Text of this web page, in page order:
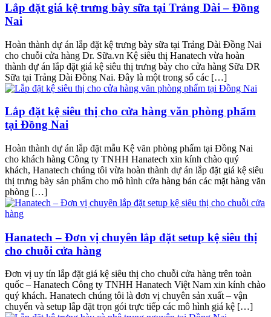
Lắp đặt giá kệ trưng bày sữa tại Trảng Dài – Đồng
Nai
Hoàn thành dự án lắp đặt kệ trưng bày sữa tại Trảng Dài Đồng Nai
cho chuỗi cửa hàng Dr. Sữa.vn Kệ siêu thị Hanatech vừa hoàn
thành dự án lắp đặt giá kệ siêu thị trưng bày cho cửa hàng Sữa DR
Sữa tại Trảng Dài Đồng Nai. Đây là một trong số các […]
Lắp đặt kệ siêu thị cho cửa hàng văn phòng phẩm
tại Đồng Nai
Hoàn thành dự án lắp đặt mẫu Kệ văn phòng phẩm tại Đồng Nai
cho khách hàng Công ty TNHH Hanatech xin kính chào quý
khách, Hanatech chúng tôi vừa hoàn thành dự án lắp đặt giá kệ siêu
thị trưng bày sản phẩm cho mô hình cửa hàng bán các mặt hàng văn
phòng […]
Hanatech – Đơn vị chuyên lắp đặt setup kệ siêu thị
cho chuỗi cửa hàng
Đơn vị uy tín lắp đặt giá kệ siêu thị cho chuỗi cửa hàng trên toàn
quốc – Hanatech Công ty TNHH Hanatech Việt Nam xin kính chào
quý khách. Hanatech chúng tôi là đơn vị chuyên sản xuất – vận
chuyển và setup lắp đặt trọn gói trực tiếp các mô hình giá kệ […]